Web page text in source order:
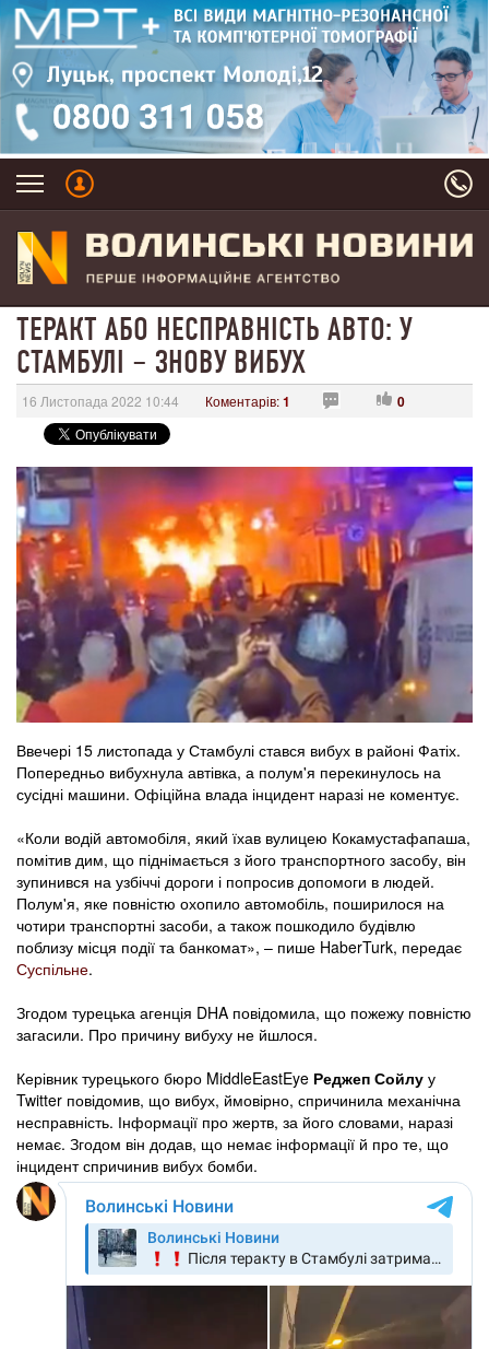
ТЕРАКТ АБО НЕСПРАВНІСТЬ АВТО: У
СТАМБУЛІ – ЗНОВУ ВИБУХ
16 Листопада 2022 10:44 Коментарів:1 0
Ввечері 15 листопада у Стамбулі стався вибух в районі Фатіх.
Попередньо вибухнула автівка, а полум'я перекинулось на
сусідні машини. Офіційна влада інцидент наразі не коментує.
«Коли водій автомобіля, який їхав вулицею Кокамустафапаша,
помітив дим, що піднімається з його транспортного засобу, він
зупинився на узбіччі дороги і попросив допомоги в людей.
Полум'я, яке повністю охопило автомобіль, поширилося на
чотири транспортні засоби, а також пошкодило будівлю
поблизу місця події та банкомат», – пише HaberTurk, передає
Суспільне.
Згодом турецька агенція DHA повідомила, що пожежу повністю
загасили. Про причину вибуху не йшлося.
Керівник турецького бюро MiddleEastEye Реджеп Сойлу у
Twitter повідомив, що вибух, ймовірно, спричинила механічна
несправність. Інформації про жертв, за його словами, наразі
немає. Згодом він додав, що немає інформації й про те, що
інцидент спричинив вибух бомби.